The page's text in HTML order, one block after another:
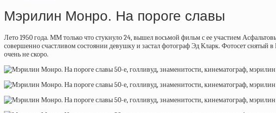
Мэрилин Монро. На пороге славы
Лето 1950 года. ММ только что стукнуло 24, вышел восьмой фильм с ее участием
совершенно счастливом состоянии девушку и застал фотограф Эд Кларк. Фотосет
очень не скоро.